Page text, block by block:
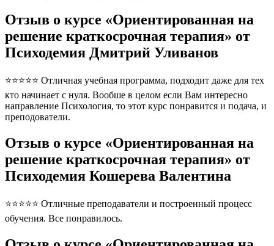
Отзыв о курсе «Ориентированная на
решение краткосрочная терапия» от
Психодемия Дмитрий Уливанов
⭐⭐⭐⭐⭐ Отличная учебная программа, подходит даже для тех
кто начинает с нуля. Вообше в целом если Вам интересно
направление Психология, то этот курс понравится и подача, и
преподователи.
Отзыв о курсе «Ориентированная на
решение краткосрочная терапия» от
Психодемия Кошерева Валентина
⭐⭐⭐⭐⭐ Отличные преподаватели и построенный процесс
обучения. Все понравилось.